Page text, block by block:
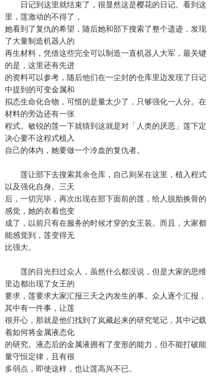
日记到这里就结束了，很显然这是樱花的日记。看到这
里，莲激动的不得了，
她看到了复仇的希望，随后她和部下搜索了整个遗迹，发现
了大量制造机器人的
再生材料，凭借这些完全可以制造一直机器人大军，最关键
的是，这里还有先进
的资料可以参考，随后他们在一尘封的仓库里边发现了日记
中提到的可变金属和
拟态生命化合物，可惜的是量太少了，只够强化一人分。在
材料的旁边还有一张
程式。敏锐的莲一下就猜到这就是对「人类的厌恶」莲下定
决心要不这程式植入
自己的体内，她要做一个冷血的复仇者。
莲让部下去搜索其余仓库，自己则呆在这里，植入程式
以及强化自身。三天
后，一切完毕，再次出现在部下面前的莲，给人脱胎换骨的
感觉，她的衣着也变
成了，以前只有在服务的时候才穿的女王装。而且，大家都
能感觉到，莲变得无
比强大。
莲的目光扫过众人，虽然什么都没说，但是大家的思维
里边都出现了女王的
要求，莲要求大家汇报三天之内发生的事。众人逐个汇报，
其中有一件事，让莲
很开心，那就是他们找到了岚藏起来的研究笔记，其中记载
着如何将金属液态化
的研究。液态后的金属液拥有了变形的能力，但不能打破能
量守恒定律，且有很
多弱点，即使这样，也让莲高兴不已。